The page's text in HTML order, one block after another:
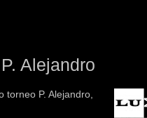
Alejandro
torneo P. Alejandro,